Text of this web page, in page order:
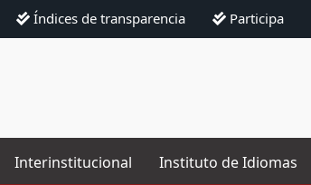
Índices de transparencia Participa
Interinstitucional Instituto de Idiomas